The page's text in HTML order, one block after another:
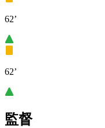
62’
62’
監督